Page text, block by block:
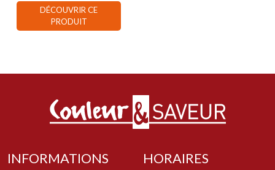
DÉCOUVRIR CE
PRODUIT
INFORMATIONS HORAIRES